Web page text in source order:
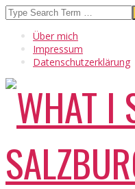
Skip
to
content
Search
Über mich
Impressum
Datenschutzerklärung